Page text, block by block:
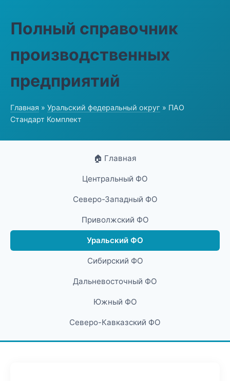
Полный справочник
производственных
предприятий
Главная » Уральский федеральный округ » ПАО
Стандарт Комплект
🏠 Главная
Центральный ФО
Северо-Западный ФО
Приволжский ФО
Уральский ФО
Сибирский ФО
Дальневосточный ФО
Южный ФО
Северо-Кавказский ФО